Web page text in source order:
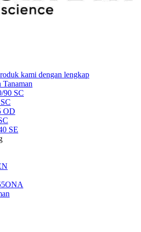
kami dengan lengkap
Tanaman
90 SC
OD
SE